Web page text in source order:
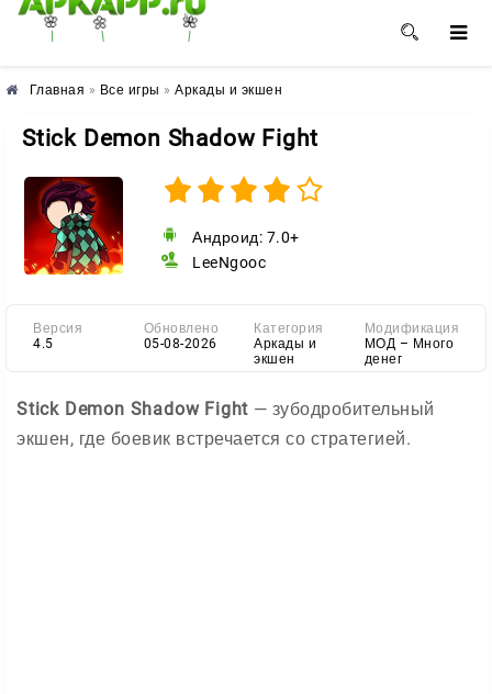
🌸 🌼 🌺
Главная » Все игры » Аркады и экшен
Stick Demon Shadow Fight
Андроид: 7.0+
LeeNgooc
Версия
4.5
Обновлено
05-08-2026
Категория
Аркады и
экшен
Модификация
МОД – Много
денег
Stick Demon Shadow Fight — зубодробительный
экшен, где боевик встречается со стратегией.